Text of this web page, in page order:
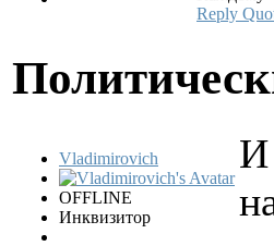
Reply
Vladimirovich
OFFLINE
Инквизитор
И